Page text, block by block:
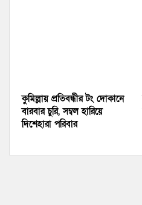
কুমিল্লায় প্রতিবন্ধীর টং দোকানে
বারবার চুরি, সম্বল হারিয়ে
দিশেহারা পরিবার